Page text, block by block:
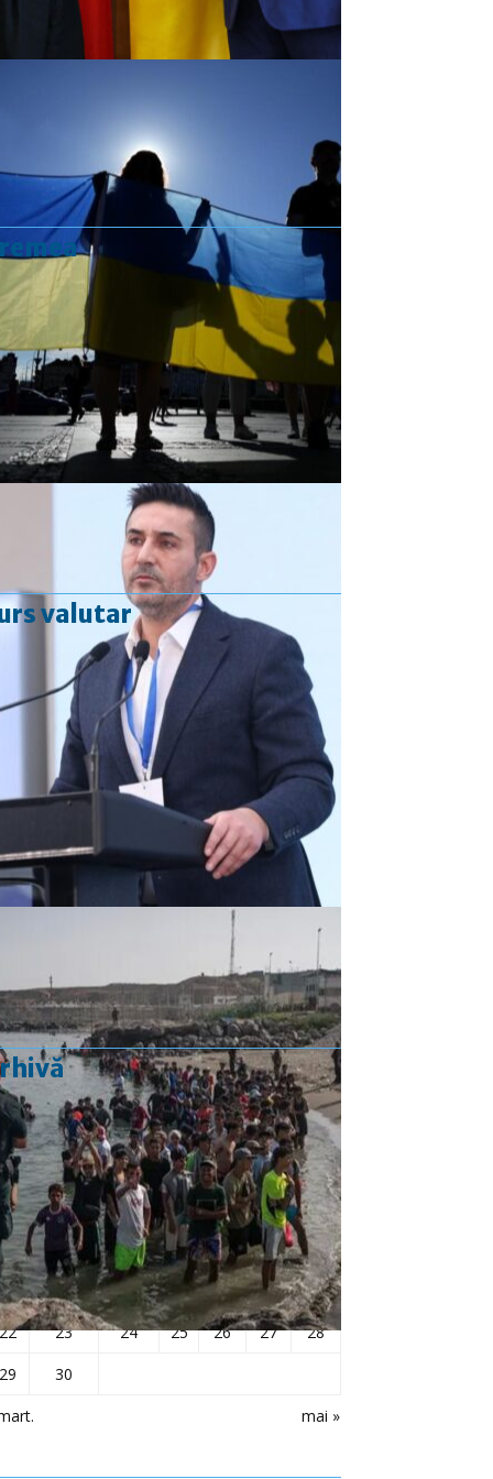
valutar
Curs valutar: 06 Aug 2026
EUR
: 5,2513 RON
+0,0024 ▲
USD: 4,5507 RON
+0,0027 ▲
CHF
: 5,6221 RON
+0,0011 ▲
GBP: 6,1236 RON
-0,0008 ▼
Convertor valutar
»
Rezultat:
aprilie 2019
L Ma Mi J V S D
mai »
1 2 3 4 5 6
7
8
9 10 11 12 13
14
16 17 18 19 20
21
23 24 25 26 27
28
29
30